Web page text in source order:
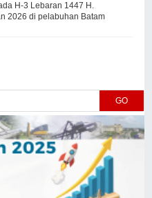
H-3 Lebaran 1447 H.
2026 di pelabuhan Batam
GO